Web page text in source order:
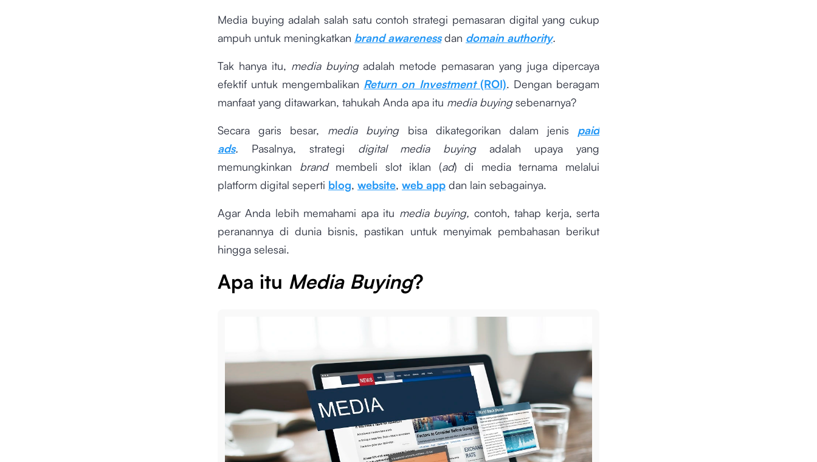
Media buying adalah salah satu contoh strategi pemasaran digital yang cukup
ampuh untuk meningkatkan brand awareness dan domain authority.
Tak hanya itu, media buying adalah metode pemasaran yang juga dipercaya
efektif untuk mengembalikan Return on Investment (ROI). Dengan beragam
manfaat yang ditawarkan, tahukah Anda apa itu media buyingsebenarnya?
Secara garis besar, media buying bisa dikategorikan dalam jenis paid
ads. Pasalnya, strategi digital media buying adalah upaya yang
memungkinkan brand membeli slot iklan (ad) di media ternama melalui
platform digital seperti blog, website, web appdan lain sebagainya.
Agar Anda lebih memahami apa itu media buying, contoh, tahap kerja, serta
peranannya di dunia bisnis, pastikan untuk menyimak pembahasan berikut
hingga selesai.
Apa itu Media Buying?